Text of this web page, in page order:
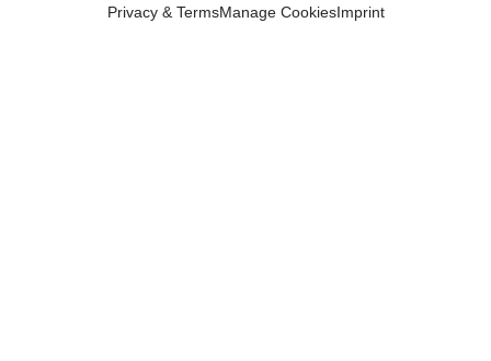
Privacy & TermsManage CookiesImprint